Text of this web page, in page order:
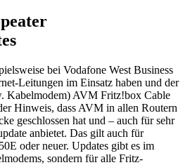
bei Vodafone West Business
Leitungen im Einsatz haben und der
Kabelmodem) AVM Fritz!box Cable
Hinweis, dass AVM in allen Routern
geschlossen hat und – auch für sehr
anbietet. Das gilt auch für
oder neuer. Updates gibt es im
sondern für alle Fritz-